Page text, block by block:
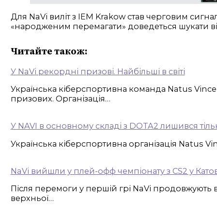
Для NaVi виліт з IEM Krakow став черговим
«народженим перемагати» доведеться шукати
Читайте також:
У NaVi рекордні призові. Найбільші в світі
Українська кіберспортивна команда Natus
призових. Організація…
У NAVI в основному складі з DOTA2 лишився
Українська кіберспортивна організація Natus
NaVi вийшли у плей-офф чемпіонату з CS2 у
Після перемоги у першій грі NaVi
верхньої…